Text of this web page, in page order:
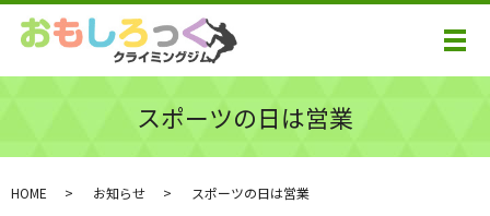
メ
スポーツの日は営業
HOME お知らせ スポーツの日は営業